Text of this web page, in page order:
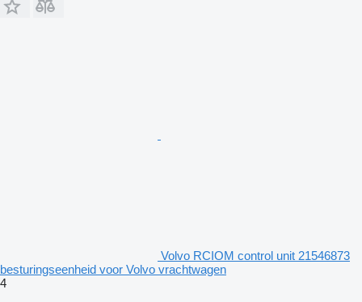
Volvo RCIOM control unit 21546873
besturingseenheid voor Volvo vrachtwagen
4